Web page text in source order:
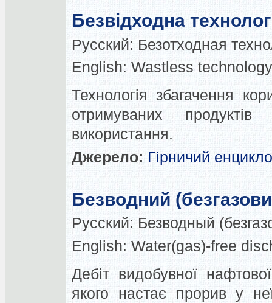
Безвідходна
Русский: Безотходная
English: Wastless
Технологія збагачення
отримуваних
використання.
Джерело: Гірничий
Безводний
Русский: Безводный
English: Water(gas)-free
Дебіт видобувної
якого настає прорив у